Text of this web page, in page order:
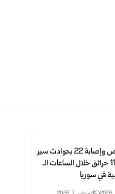
وفاة شخص وإصابة 22 بحوادث سير
وإخماد 110 حرائق خلال الساعات الـ